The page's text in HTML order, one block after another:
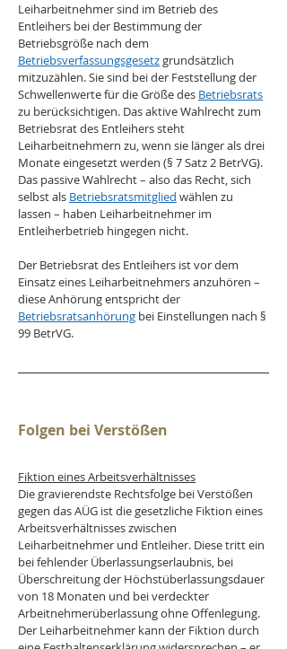
Leiharbeitnehmer sind im Betrieb des
Entleihers bei der Bestimmung der
Betriebsgröße nach dem
Betriebsverfassungsgesetz grundsätzlich
mitzuzählen. Sie sind bei der Feststellung der
Schwellenwerte für die Größe des Betriebsrats
zu berücksichtigen. Das aktive Wahlrecht zum
Betriebsrat des Entleihers steht
Leiharbeitnehmern zu, wenn sie länger als drei
Monate eingesetzt werden (§ 7 Satz 2 BetrVG).
Das passive Wahlrecht – also das Recht, sich
selbst als Betriebsratsmitglied wählen zu
lassen – haben Leiharbeitnehmer im
Entleiherbetrieb hingegen nicht.
Der Betriebsrat des Entleihers ist vor dem
Einsatz eines Leiharbeitnehmers anzuhören –
diese Anhörung entspricht der
Betriebsratsanhörung bei Einstellungen nach §
99 BetrVG.
Folgen bei Verstößen
Fiktion eines Arbeitsverhältnisses
Die gravierendste Rechtsfolge bei Verstößen
gegen das AÜG ist die gesetzliche Fiktion eines
Arbeitsverhältnisses zwischen
Leiharbeitnehmer und Entleiher. Diese tritt ein
bei fehlender Überlassungserlaubnis, bei
Überschreitung der Höchstüberlassungsdauer
von 18 Monaten und bei verdeckter
Arbeitnehmerüberlassung ohne Offenlegung.
Der Leiharbeitnehmer kann der Fiktion durch